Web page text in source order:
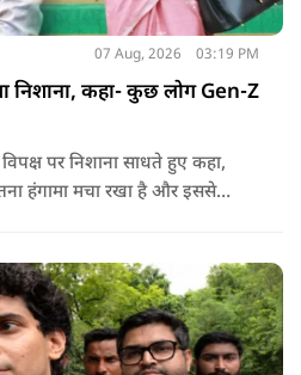
07 Aug, 2026 03:19 PM
निशाना, कहा- कुछ लोग Gen-Z
पर निशाना साधते हुए कहा,
हंगामा मचा रखा है और इससे
हारते हैं, तो रोना रोते हैं."